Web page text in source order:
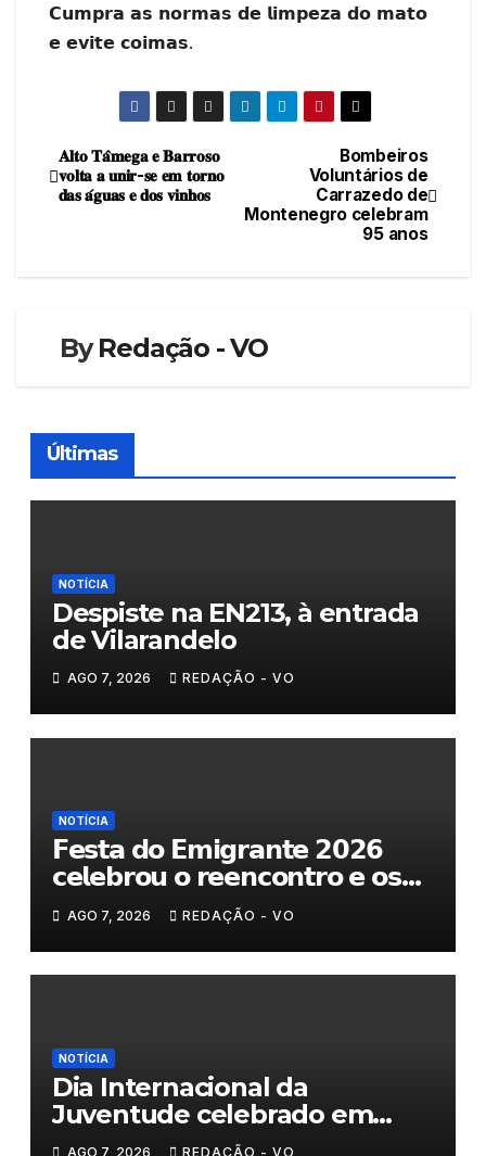
𝗖𝘂𝗺𝗽𝗿𝗮 𝗮𝘀 𝗻𝗼𝗿𝗺𝗮𝘀 𝗱𝗲 𝗹𝗶𝗺𝗽𝗲𝘇𝗮 𝗱𝗼 𝗺𝗮𝘁𝗼
𝗲 𝗲𝘃𝗶𝘁𝗲 𝗰𝗼𝗶𝗺𝗮𝘀.
Navegação
de
Bombeiros
Voluntários de
Carrazedo de
Montenegro celebram
95 anos
𝐀𝐥𝐭𝐨 𝐓𝐚̂𝐦𝐞𝐠𝐚 𝐞 𝐁𝐚𝐫𝐫𝐨𝐬𝐨
𝐯𝐨𝐥𝐭𝐚 𝐚 𝐮𝐧𝐢𝐫-𝐬𝐞 𝐞𝐦 𝐭𝐨𝐫𝐧𝐨
𝐝𝐚𝐬 𝐚́𝐠𝐮𝐚𝐬 𝐞 𝐝𝐨𝐬 𝐯𝐢𝐧𝐡𝐨𝐬
ByRedação - VO
Últimas
NOTÍCIA
Despiste na EN213, à entrada
de Vilarandelo
AGO 7, 2026 REDAÇÃO - VO
NOTÍCIA
𝗙𝗲𝘀𝘁𝗮 𝗱𝗼 𝗘𝗺𝗶𝗴𝗿𝗮𝗻𝘁𝗲 𝟮𝟬𝟮𝟲
𝗰𝗲𝗹𝗲𝗯𝗿𝗼𝘂 𝗼 𝗿𝗲𝗲𝗻𝗰𝗼𝗻𝘁𝗿𝗼 𝗲 𝗼𝘀
𝗹𝗮𝗰̧𝗼𝘀 𝗾𝘂𝗲 𝘂𝗻𝗲𝗺 𝗠𝘂𝗿𝗰̧𝗮
AGO 7, 2026 REDAÇÃO - VO
NOTÍCIA
Dia Internacional da
Juventude celebrado em
Chaves com atividades
AGO 7, 2026 REDAÇÃO - VO